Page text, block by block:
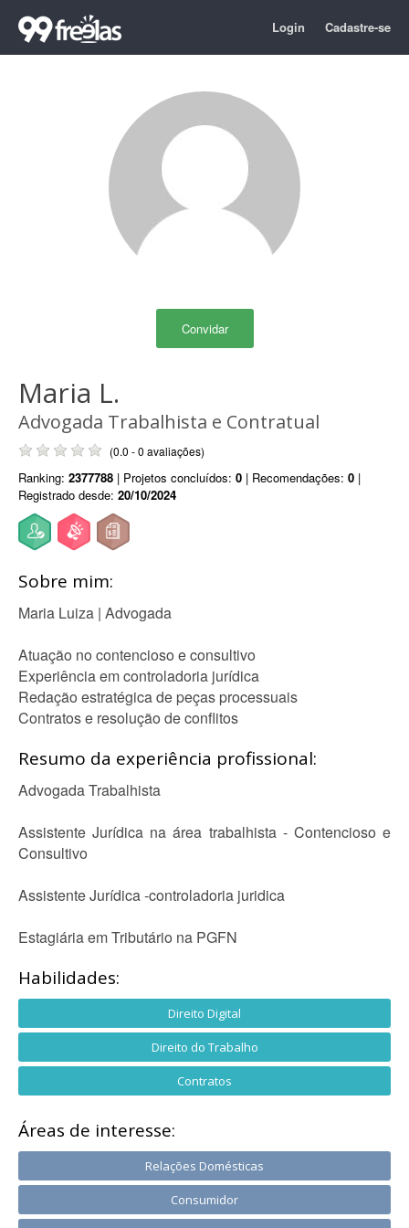
Login Cadastre-se
Convidar
Maria L.
Advogada Trabalhista e Contratual
(0.0 - 0 avaliações)
Ranking: 2377788 | Projetos concluídos: 0 | Recomendações: 0 |
Registrado desde: 20/10/2024
Sobre mim:
Maria Luiza | Advogada
Atuação no contencioso e consultivo
Experiência em controladoria jurídica
Redação estratégica de peças processuais
Contratos e resolução de conflitos
Resumo da experiência profissional:
Advogada Trabalhista
Assistente Jurídica na área trabalhista - Contencioso e
Consultivo
Assistente Jurídica -controladoria juridica
Estagiária em Tributário na PGFN
Habilidades:
Direito Digital
Direito do Trabalho
Contratos
Áreas de interesse:
Relações Domésticas
Consumidor